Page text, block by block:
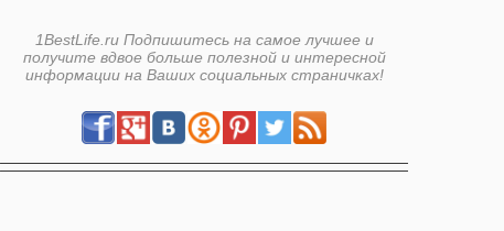
1BestLife.ru Подпишитесь на самое лучшее и
получите вдвое больше полезной и интересной
информации на Ваших социальных страничках!